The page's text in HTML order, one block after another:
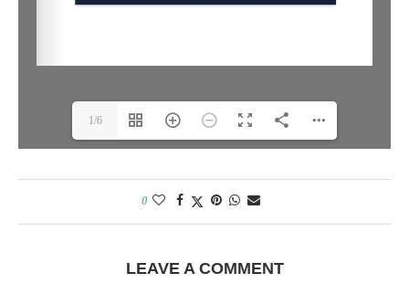
1/6
0
LEAVE A COMMENT